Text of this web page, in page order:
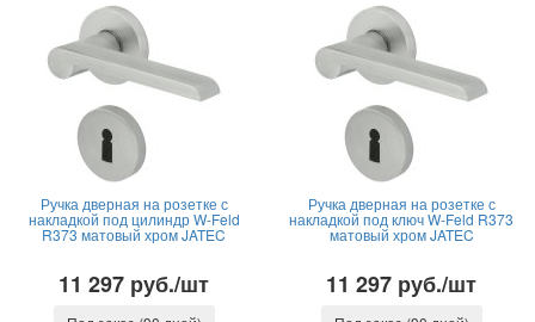
Ручка дверная на розетке с
накладкой под цилиндр W-Feld
R373 матовый хром JATEC
11 297 руб./шт
Ручка дверная на розетке с
накладкой под ключ W-Feld R373
матовый хром JATEC
11 297 руб./шт